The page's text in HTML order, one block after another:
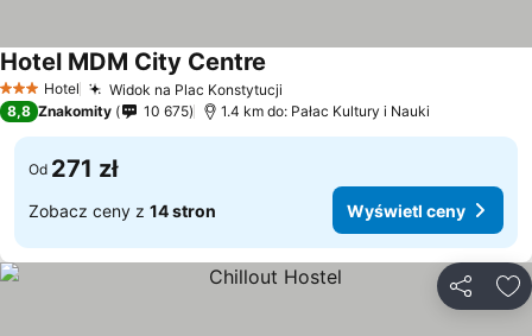
3 Kategoria
Hotel Widok na Plac Konstytucji
Hotel MDM City Centre
8,8 Znakomity 10 675 1.4 km do: Pałac Kultury i Nauki
Od 271 zł
Zobacz ceny z 14 stron Wyświetl ceny